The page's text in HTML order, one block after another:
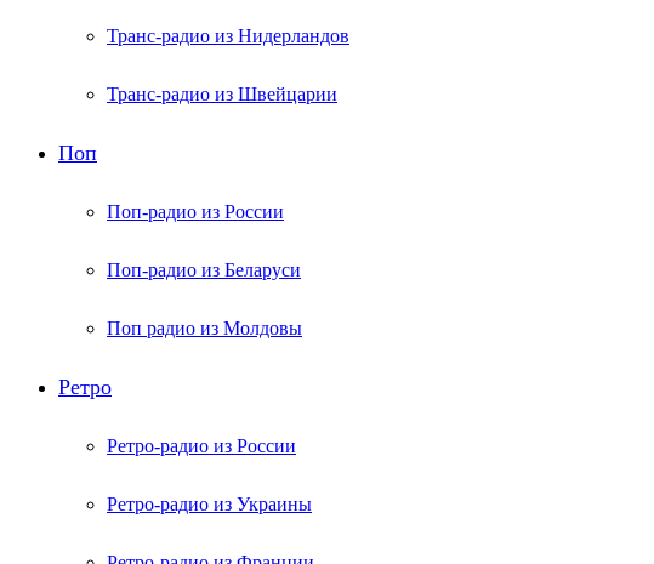
Транс-радио из Нидерландов
Транс-радио из Швейцарии
Поп
Поп-радио из России
Поп-радио из Беларуси
Поп радио из Молдовы
Ретро
Ретро-радио из России
Ретро-радио из Украины